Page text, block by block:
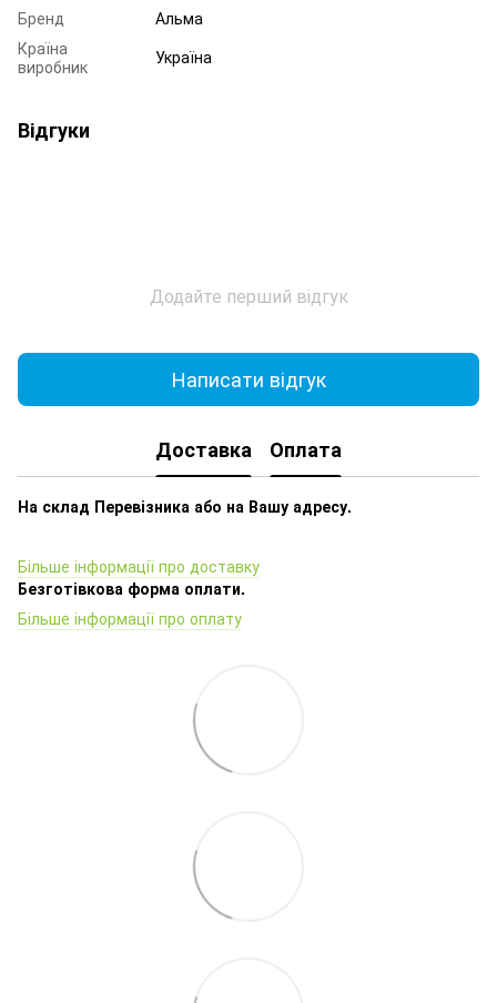
Бренд
Альма
Країна
виробник
Україна
Відгуки
Додайте перший відгук
Написати відгук
Доставка Оплата
На склад Перевізника або на Вашу адресу.
Більше інформації про доставку
Безготівкова форма оплати.
Більше інформації про оплату